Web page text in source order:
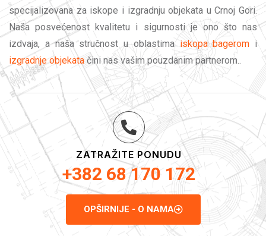
specijalizovana za iskope i izgradnju objekata u Crnoj Gori.
Naša posvećenost kvalitetu i sigurnosti je ono što nas
izdvaja, a naša stručnost u oblastimaiskopa bagerom i
izgradnje objekata čini nas vašim pouzdanim partnerom..
ZATRAŽITE PONUDU
+382 68 170 172
OPŠIRNIJE - O NAMA